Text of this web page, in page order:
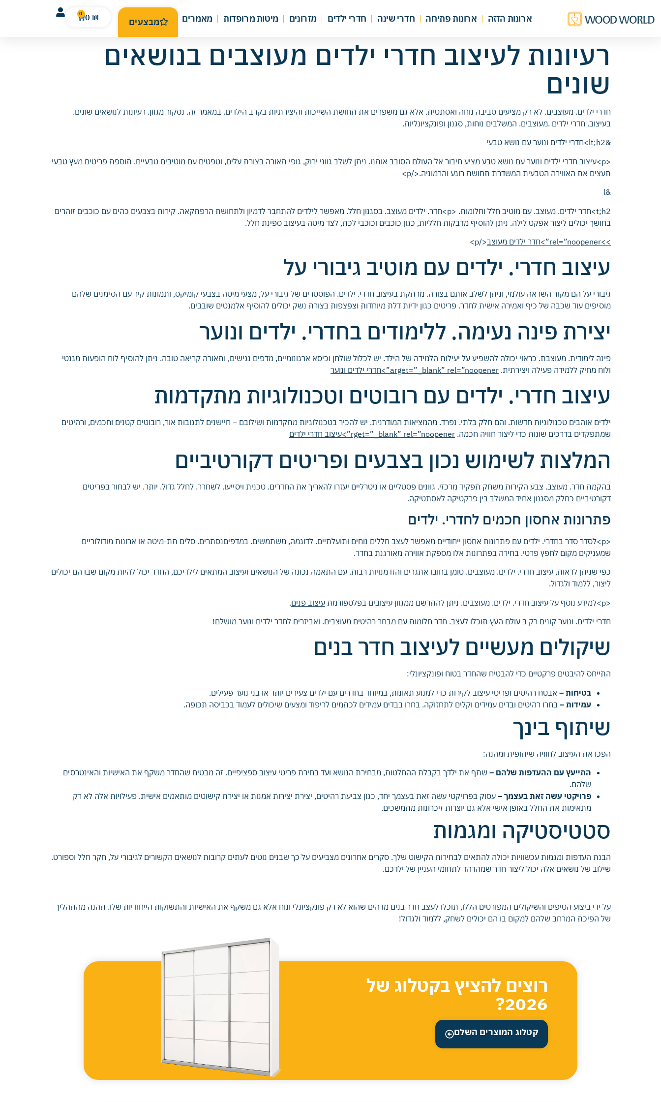
ארונות הזזה ארונות פתיחה חדרי שינה חדרי ילדים מזרונים מיטות מרופדות מאמרים מבצעים 0 ₪
0
רעיונות לעיצוב חדרי ילדים מעוצבים בנושאים
שונים
חדרי ילדים. מעוצבים. לא רק מציעים סביבה נוחה ואסתטית. אלא גם משפרים את תחושת השייכות והיצירתיות בקרב הילדים. במאמר זה. נסקור מגוון. רעיונות לנושאים שונים.
בעיצוב. חדרי ילדים .מעוצבים. המשלבים נוחות, סגנון ופונקציונליות.
&lt;h2>חדרי ילדים ונוער עם נושא טבעי
<p>עיצוב חדרי ילדים ונוער עם נושא טבע מציע חיבור אל העולם הסובב אותנו. ניתן לשלב גווני ירוק, גופי תאורה בצורת עלים, וטפטים עם מוטיבים טבעיים. תוספת פריטים מעץ טבעי
תעצים את האווירה הטבעית המשדרת תחושת רוגע והרמוניה.</p>
&l
t;h2>חדר ילדים. מעוצב. עם מוטיב חלל וחלומות. <p>חדר. ילדים מעוצב. בסגנון חלל. מאפשר לילדים להתחבר לדמיון ולתחושת הרפתקאה. קירות בצבעים כהים עם כוכבים זוהרים
בחושך יכולים ליצור אפקט לילה. ניתן להוסיף מדבקות חלליות, כגון כוכבים וכוכבי לכת, לצד מיטה בעיצוב ספינת חלל.
>>rel=”noopener”>חדר ילדים מעוצב
</p>
עיצוב חדרי. ילדים עם מוטיב גיבורי על
גיבורי על הם מקור השראה עולמי, וניתן לשלב אותם בצורה. מרתקת בעיצוב חדרי. ילדים. הפוסטרים של גיבורי על, מצעי מיטה בצבעי קומיקס, ותמונות קיר עם הסימנים שלהם
מוסיפים עוד שכבה של כיף ואמירה אישית לחדר. פריטים כגון ידיות דלת מיוחדות וצפצפות בצורת נשק יכולים להוסיף אלמנטים שובבים.
יצירת פינה נעימה. ללימודים בחדרי. ילדים ונוער
פינה לימודית. מעוצבת. כראוי יכולה להשפיע על יעילות הלמידה של הילד. יש לכלול שולחן וכיסא ארגונומיים, מדפים נגישים, ותאורה קריאה טובה. ניתן להוסיף לוח הופעות מגנטי
ולוח מחיק ללמידה פעילה ויצירתית. arget=”_blank” rel=”noopener”>חדרי ילדים ונוער
עיצוב חדרי. ילדים עם רובוטים וטכנולוגיות מתקדמות
ילדים אוהבים טכנולוגיות חדשות. והם חלק בלתי. נפרד. מהמציאות המודרנית. יש להכיר בטכנולוגיות מתקדמות ושילובם – חיישנים לתגובות אור, רובוטים קטנים וחכמים, ורהיטים
שמתפקדים בדרכים שונות כדי ליצור חוויה חכמה. rget=”_blank” rel=”noopener”>עיצוב חדרי ילדים
המלצות לשימוש נכון בצבעים ופריטים דקורטיביים
בהקמת חדר. מעוצב. צבע הקירות משחק תפקיד מרכזי. גוונים פסטליים או ניטרליים יעזרו להאריך את החדרים. טכנית ויסייעו. לשחרר. לחלל גדול. יותר. יש לבחור בפריטים
דקורטיביים כחלק מסגנון אחיד המשלב בין פרקטיקה לאסתטיקה.
פתרונות אחסון חכמים לחדרי. ילדים
<p>לסדר סדר בחדרי. ילדים עם פתרונות אחסון ייחודיים מאפשר לעצב חללים נוחים ותועלתיים. לדוגמה, משתמשים. במדפיםנסתרים. סלים תת-מיטה או ארונות מודולוריים
שמעניקים מקום לחפץ פרטי. בחירה בפתרונות אלו מספקת אווירה מאורגנת בחדר.
כפי שניתן לראות, עיצוב חדרי. ילדים. מעוצבים. טומן בחובו אתגרים והזדמנויות רבות. עם התאמה נכונה של הנושאים ועיצוב המתאים לילדיכם, החדר יכול להיות מקום שבו הם יכולים
ליצור, ללמוד ולגדול.
<p>למידע נוסף על עיצוב חדרי. ילדים. מעוצבים. ניתן להתרשם ממגוון עיצובים בפלטפורמת
עיצוב פנים.
חדרי ילדים. ונוער קונים רק ב עולם העץ תוכלו לעצב. חדר חלומות עם מבחר רהיטים מעוצבים. ואביזרים לחדר ילדים ונוער מושלם!
שיקולים מעשיים לעיצוב חדר בנים
התייחס להיבטים פרקטיים כדי להבטיח שהחדר בטוח ופונקציונלי:
בטיחות – אבטח רהיטים ופריטי עיצוב לקירות כדי למנוע תאונות, במיוחד בחדרים עם ילדים צעירים יותר או בני נוער פעילים.
עמידות – בחרו רהיטים ובדים עמידים וקלים לתחזוקה. בחרו בבדים עמידים לכתמים לריפוד ומצעים שיכולים לעמוד בכביסה תכופה.
שיתוף בינך
הפכו את העיצוב לחוויה שיתופית ומהנה:
התייעץ עם ההעדפות שלהם – שתף את ילדך בקבלת ההחלטות, מבחירת הנושא ועד בחירת פריטי עיצוב ספציפיים. זה מבטיח שהחדר משקף את האישיות והאינטרסים
שלהם.
פרויקטי עשה זאת בעצמך – עסוק בפרויקטי עשה זאת בעצמך יחד, כגון צביעת רהיטים, יצירת יצירות אמנות או יצירת קישוטים מותאמים אישית. פעילויות אלה לא רק
מתאימות את החלל באופן אישי אלא גם יוצרות זיכרונות מתמשכים.
סטטיסטיקה ומגמות
הבנת העדפות ומגמות עכשוויות יכולה להתאים לבחירות הקישוט שלך. סקרים אחרונים מצביעים על כך שבנים נוטים לעתים קרובות לנושאים הקשורים לגיבורי על, חקר חלל וספורט.
שילוב של נושאים אלה יכול ליצור חדר שמהדהד לתחומי העניין של ילדכם.
על ידי ביצוע הטיפים והשיקולים המפורטים הללו, תוכלו לעצב חדר בנים מדהים שהוא לא רק פונקציונלי ונוח אלא גם משקף את האישיות והתשוקות הייחודיות שלו. תהנה מהתהליך
של הפיכת המרחב שלהם למקום בו הם יכולים לשחק, ללמוד ולגדול!
רוצים להציץ בקטלוג של
2026?
קטלוג המוצרים השלם